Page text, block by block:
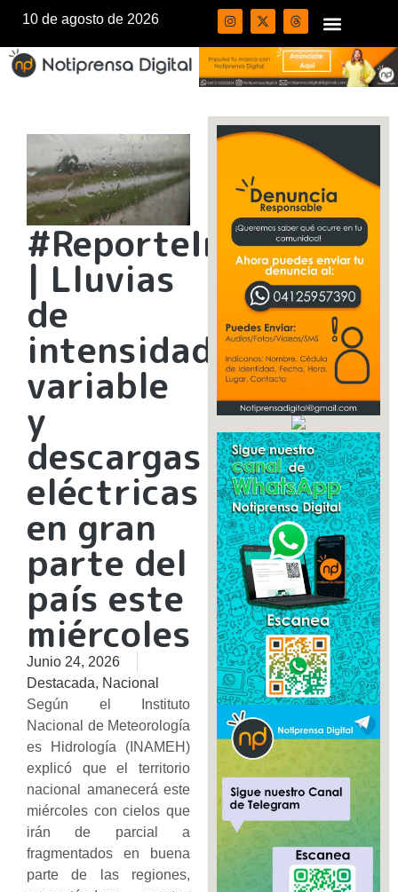
10 de agosto de 2026
#ReporteInameh
| Lluvias
de
intensidad
variable
y
descargas
eléctricas
en gran
parte del
país este
miércoles
Junio 24, 2026
Destacada, Nacional
Según el Instituto
Nacional de Meteorología
es Hidrología (INAMEH)
explicó que el territorio
nacional amanecerá este
miércoles con cielos que
irán de parcial a
fragmentados en buena
parte de las regiones,